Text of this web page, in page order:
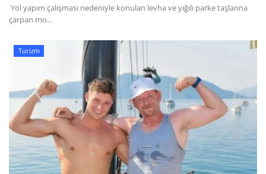
Yol yapım çalışması nedeniyle konulan levha ve yığılı parke taşlarına
çarpan mo...
Turizm